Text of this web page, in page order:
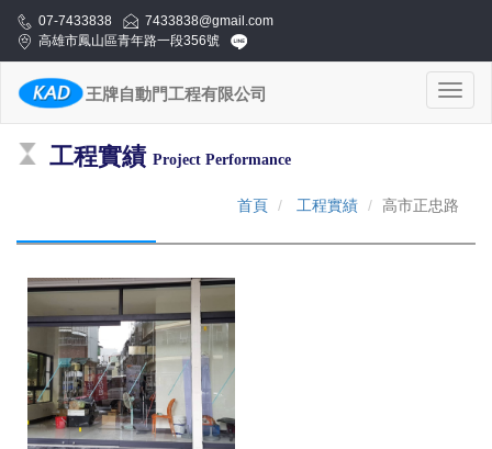
07-7433838
7433838@gmail.com
高雄市鳳山區青年路一段356號
王牌自動門工程有限公司
工程實績 Project Performance
首頁 工程實績 高市正忠路